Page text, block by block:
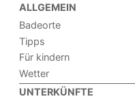
ALLGEMEIN
Badeorte
Tipps
Für kindern
Wetter
UNTERKÜNFTE